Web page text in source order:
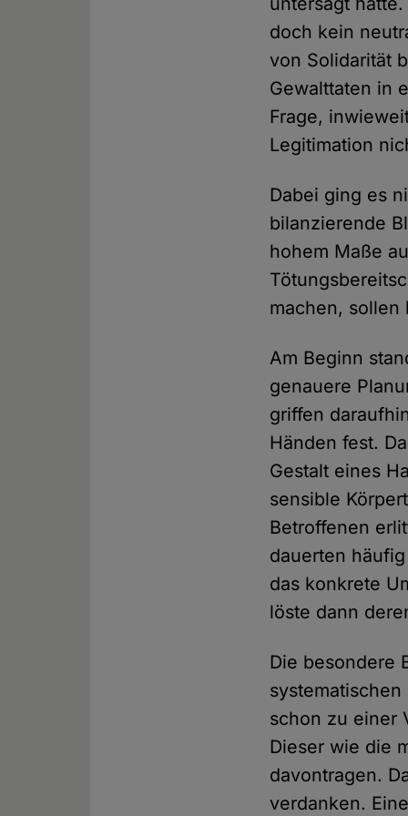
doch kein
von Solidarität
Gewalttaten in
Frage,
Legitimation
Dabei ging es
bilanzierende
hohem Maße
machen, sollen
Am Beginn
genauere
griffen
Händen fest.
Gestalt eines
sensible
Betroffenen
dauerten
das konkrete
löste dann
Die besondere
schon zu einer
Dieser wie die
davontragen.
verdanken.